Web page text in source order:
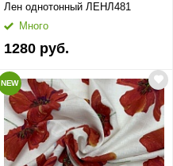
Лен однотонный ЛЕНЛ481
Много
1280 руб.
NEW